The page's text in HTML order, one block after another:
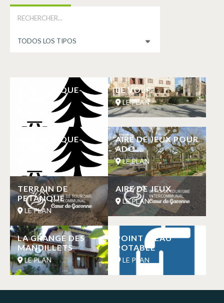
AIRE DE PIQUE-
LE PLAN
LE VOLP
LE PLAN
AIRE DE PIQUE-
LE PLAN
AIRE DE JEUX POUR
ADO
LE PLAN
TERRAIN DE
PETANQUE
LE PLAN
AIRE DE JEUX
LE PLAN
LA GRANGE DES
MANDILLETS
LE PLAN
POINT D’EAU
POTABLE
LE PLAN